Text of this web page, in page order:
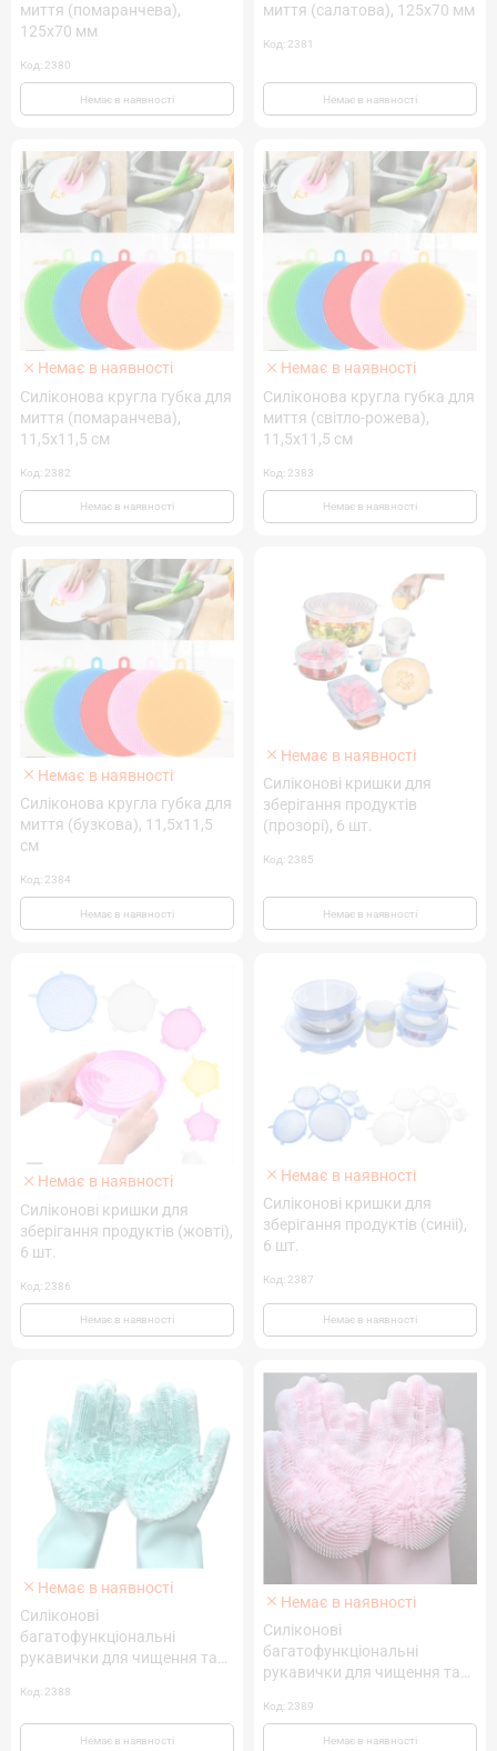
миття (помаранчева),
125х70 мм
Код: 2380
Немає в наявності
миття (салатова), 125х70 мм
Код: 2381
Немає в наявності
Немає в наявності
Силіконова кругла губка для
миття (помаранчева),
11,5х11,5 см
Код: 2382
Немає в наявності
Немає в наявності
Силіконова кругла губка для
миття (світло-рожева),
11,5х11,5 см
Код: 2383
Немає в наявності
Немає в наявності
Силіконова кругла губка для
миття (бузкова), 11,5х11,5
см
Код: 2384
Немає в наявності
Немає в наявності
Силіконові кришки для
зберігання продуктів
(прозорі), 6 шт.
Код: 2385
Немає в наявності
Немає в наявності
Силіконові кришки для
зберігання продуктів (жовті),
6 шт.
Код: 2386
Немає в наявності
Немає в наявності
Силіконові кришки для
зберігання продуктів (синіі),
6 шт.
Код: 2387
Немає в наявності
Немає в наявності
Силіконові
багатофункціональні
рукавички для чищення та
Код: 2388
Немає в наявності
Немає в наявності
Силіконові
багатофункціональні
рукавички для чищення та
Код: 2389
Немає в наявності